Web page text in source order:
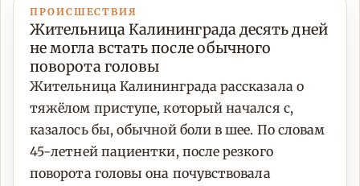
ПРОИСШЕСТВИЯ
Жительница Калининграда десять дней
не могла встать после обычного
поворота головы
Жительница Калининграда рассказала о
тяжёлом приступе, который начался с,
казалось бы, обычной боли в шее. По словам
45-летней пациентки, после резкого
поворота головы она почувствовала